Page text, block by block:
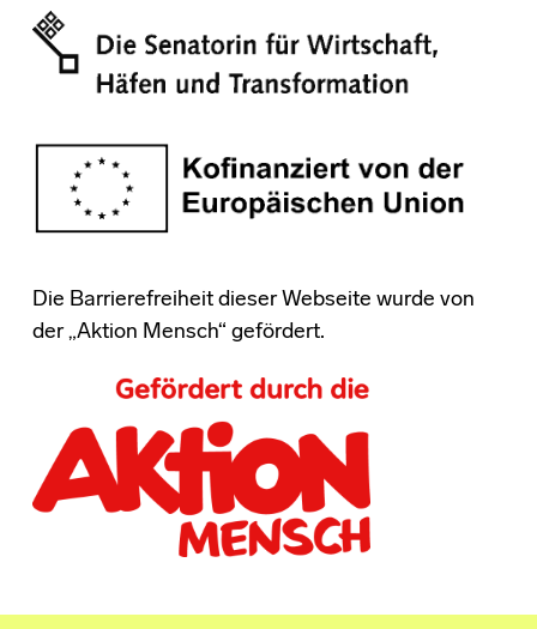
Die Barrierefreiheit dieser Webseite wurde von
der „Aktion Mensch“ gefördert.